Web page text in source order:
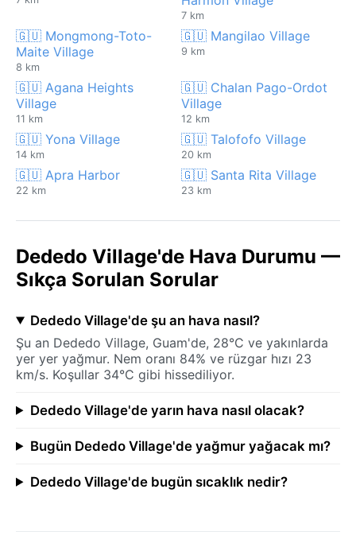
7 km
🇬🇺 Mongmong-Toto-
Maite Village
8 km
🇬🇺 Mangilao Village
9 km
🇬🇺 Agana Heights
Village
11 km
🇬🇺 Chalan Pago-Ordot
Village
12 km
🇬🇺 Yona Village
14 km
🇬🇺 Talofofo Village
20 km
🇬🇺 Apra Harbor
22 km
🇬🇺 Santa Rita Village
23 km
Dededo Village'de Hava Durumu —
Sıkça Sorulan Sorular
Dededo Village'de şu an hava nasıl?
Şu an Dededo Village, Guam'de, 28°C ve yakınlarda
yer yer yağmur. Nem oranı 84% ve rüzgar hızı 23
km/s. Koşullar 34°C gibi hissediliyor.
Dededo Village'de yarın hava nasıl olacak?
Bugün Dededo Village'de yağmur yağacak mı?
Dededo Village'de bugün sıcaklık nedir?